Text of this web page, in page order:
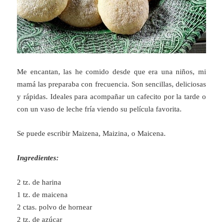
Me encantan, las he comido desde que era una niños, mi
mamá las preparaba con frecuencia. Son sencillas, deliciosas
y rápidas. Ideales para acompañar un cafecito por la tarde o
con un vaso de leche fría viendo su película favorita.
Se puede escribir Maizena, Maizina, o Maicena.
Ingredientes:
2 tz. de harina
1 tz. de maicena
2 ctas. polvo de hornear
2 tz. de azúcar